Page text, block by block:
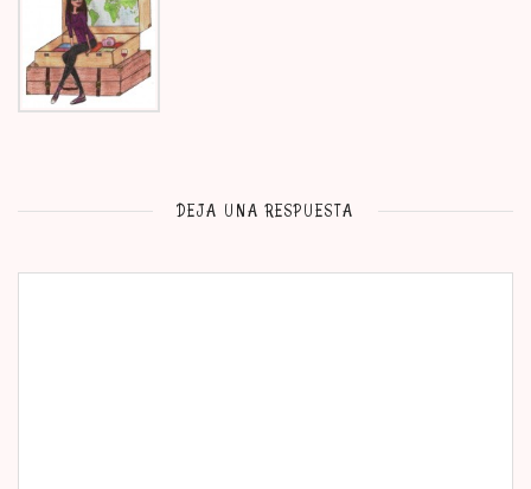
DEJA UNA RESPUESTA